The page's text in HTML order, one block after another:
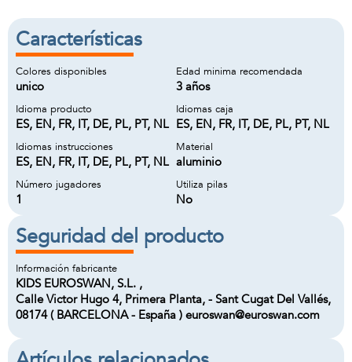
Características
Colores disponibles
unico
Edad minima recomendada
3 años
Idioma producto
ES, EN, FR, IT, DE, PL, PT, NL
Idiomas caja
ES, EN, FR, IT, DE, PL, PT, NL
Idiomas instrucciones
ES, EN, FR, IT, DE, PL, PT, NL
Material
aluminio
Número jugadores
1
Utiliza pilas
No
Seguridad del producto
Información fabricante
KIDS EUROSWAN, S.L. ,
Calle Victor Hugo 4, Primera Planta, - Sant Cugat Del Vallés,
08174 ( BARCELONA - España ) euroswan@euroswan.com